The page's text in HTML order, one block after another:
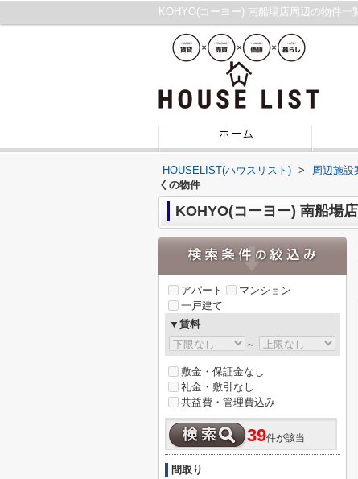
KOHYO(コーヨー) 南船場店周辺の物件
HOUSELIST(ハウスリスト) > 周辺施設
くの物件
KOHYO(コーヨー) 南船場
アパート
マンション
一戸建て
▼賃料
～
敷金・保証金なし
礼金・敷引なし
共益費・管理費込み
39件が該当
間取り